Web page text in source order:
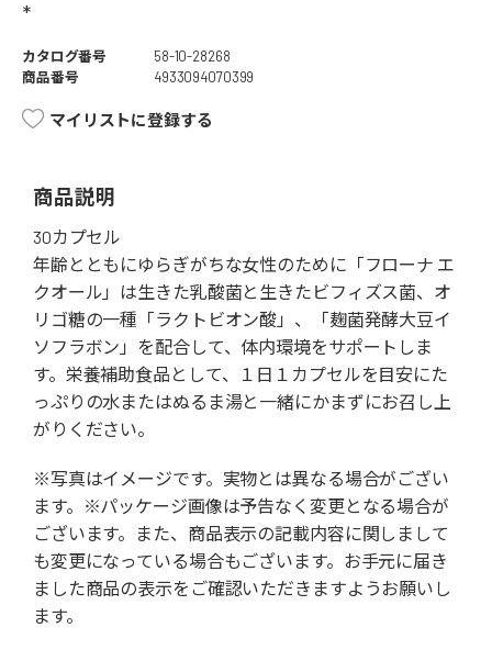
*
カタログ番号
58-10-28268
商品番号
4933094070399
マイリストに登録する
商品説明
30カプセル
年齢とともにゆらぎがちな女性のために「フローナ エ
クオール」は生きた乳酸菌と生きたビフィズス菌、オ
リゴ糖の一種「ラクトビオン酸」、「麹菌発酵大豆イ
ソフラボン」を配合して、体内環境をサポートしま
す。栄養補助食品として、１日１カプセルを目安にた
っぷりの水またはぬるま湯と一緒にかまずにお召し上
がりください。
※写真はイメージです。実物とは異なる場合がござい
ます。※パッケージ画像は予告なく変更となる場合が
ございます。また、商品表示の記載内容に関しまして
も変更になっている場合もございます。お手元に届き
ました商品の表示をご確認いただきますようお願いし
ます。